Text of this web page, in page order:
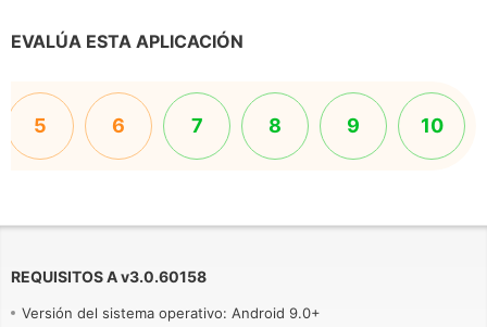
EVALÚA ESTA APLICACIÓN
5 6 7 8 9 10
REQUISITOS Av3.0.60158
Versión del sistema operativo: Android 9.0+